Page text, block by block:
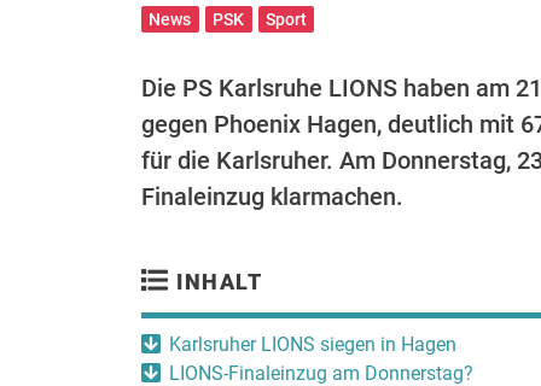
News PSK Sport
Die PS Karlsruhe LIONS haben am
gegen Phoenix Hagen, deutlich mit
für die Karlsruher. Am Donnerstag,
Finaleinzug klarmachen.
INHALT
Karlsruher LIONS siegen in Hagen
LIONS-Finaleinzug am Donnerstag?